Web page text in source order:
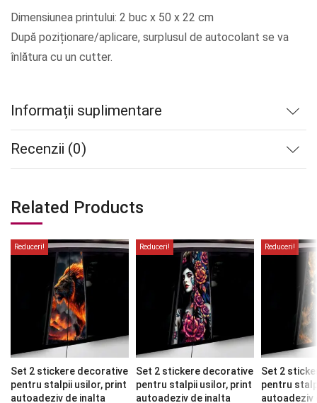
Dimensiunea printului: 2 buc x 50 x 22 cm
După poziționare/aplicare, surplusul de autocolant se va
înlătura cu un cutter.
Informații suplimentare
Recenzii (0)
Related Products
Reduceri!
Set 2 stickere decorative
pentru stalpii usilor, print
autoadeziv de inalta
Reduceri!
Set 2 stickere decorative
pentru stalpii usilor, print
autoadeziv de inalta
Reduceri!
Set 2
pentru
autoadeziv